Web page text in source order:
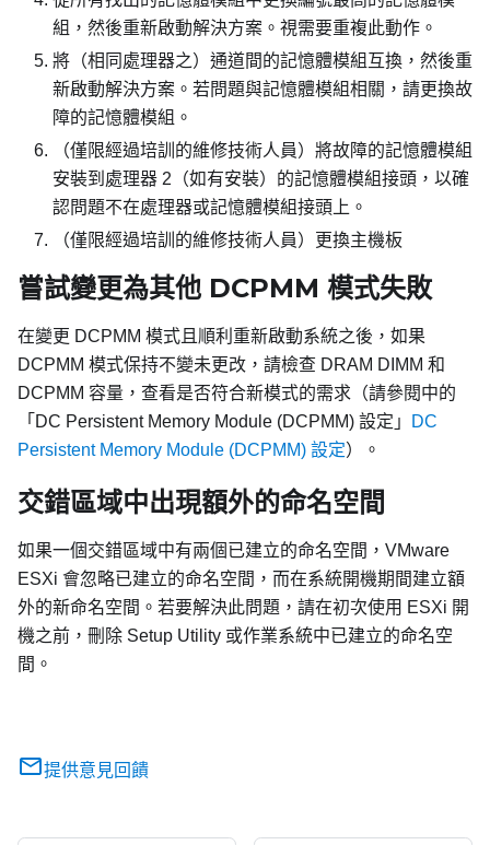
組，然後重新啟動解決方案。視需要重複此動作。
將（相同處理器之）通道間的記憶體模組互換，然後重
新啟動解決方案。若問題與記憶體模組相關，請更換故
障的記憶體模組。
（僅限經過培訓的維修技術人員）將故障的記憶體模組
安裝到處理器 2（如有安裝）的記憶體模組接頭，以確
認問題不在處理器或記憶體模組接頭上。
（僅限經過培訓的維修技術人員）更換主機板
嘗試變更為其他 DCPMM 模式失敗
在變更 DCPMM 模式且順利重新啟動系統之後，如果
DCPMM 模式保持不變未更改，請檢查 DRAM DIMM 和
DCPMM 容量，查看是否符合新模式的需求（請參閱中的
「DC Persistent Memory Module (DCPMM) 設定」
DC
Persistent Memory Module (DCPMM) 設定）。
交錯區域中出現額外的命名空間
如果一個交錯區域中有兩個已建立的命名空間，VMware
ESXi 會忽略已建立的命名空間，而在系統開機期間建立額
外的新命名空間。若要解決此問題，請在初次使用 ESXi 開
機之前，刪除 Setup Utility 或作業系統中已建立的命名空
間。
提供意見回饋